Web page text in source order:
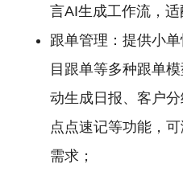
言AI生成工作流，适
跟单管理：提供小
目跟单等多种跟单
动生成日报、客户分
点点速记等功能，
需求；